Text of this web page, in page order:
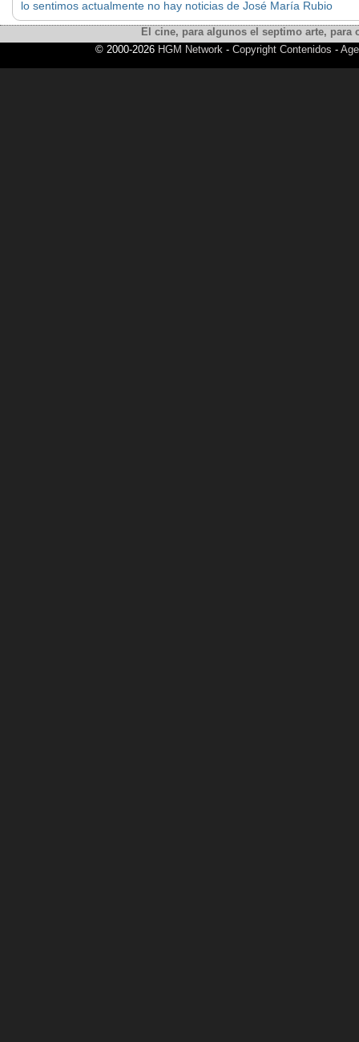
lo sentimos actualmente no hay noticias de José María Rubio
El cine, para algunos el septimo arte,
© 2000-2026 HGM Network- Copyright Contenidos -